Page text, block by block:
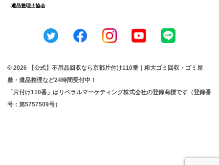
-遺品整理士協会
© 2026 【公式】不用品回収なら京都片付け110番｜粗大ゴミ回収・ゴミ屋
敷・遺品整理など24時間受付中！
「片付け110番」はリベラルマーケティング株式会社の登録商標です（登録番
号：第5757509号）